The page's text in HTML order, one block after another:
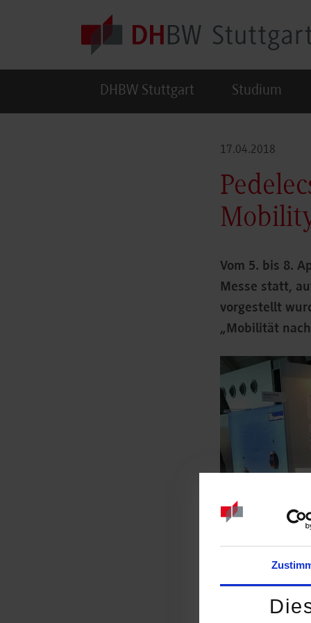
DHBW Stuttgart Studium
17.04.2018
Vom 5. bis 8.
Messe statt,
vorgestellt
„Mobilität